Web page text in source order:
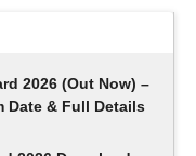
2026 (Out Now) –
Date & Full Details